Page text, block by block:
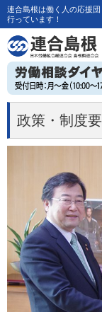
連合島根は働く人の応援
行っています！
政策・制度